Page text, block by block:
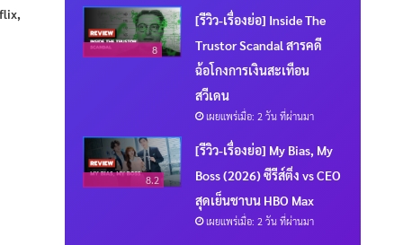
8
[รีวิว-เรื่องย่อ] Inside The
Trustor Scandal สารคดี
ฉ้อโกงการเงินสะเทือน
สวีเดน
เผยแพร่เมื่อ: 2 วัน ที่ผ่านมา
8.2
[รีวิว-เรื่องย่อ] My Bias, My
Boss (2026) ซีรีส์ติ่ง vs CEO
สุดเย็นชาบน HBO Max
เผยแพร่เมื่อ: 2 วัน ที่ผ่านมา